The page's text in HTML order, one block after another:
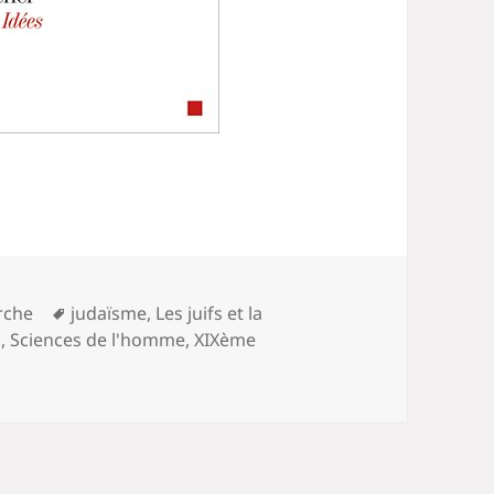
Mots-
clés
judaïsme, Les juifs et la
, Sciences de l'homme,XIXème